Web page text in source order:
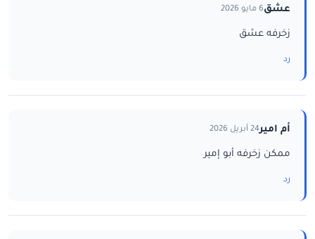
عشق6 مايو 2026
زخرفه عشق
رد
أم امير24 أبريل 2026
ممكن زخرفه أبو إمير
رد